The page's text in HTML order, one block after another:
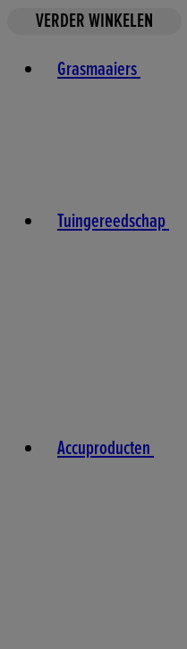
VERDER WINKELEN
Grasmaaiers
Tuingereedschap
Accuproducten